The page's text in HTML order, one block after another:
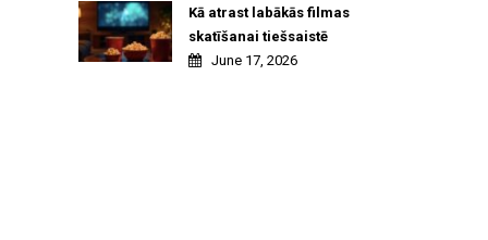
Kā atrast labākās filmas
skatīšanai tiešsaistē
June 17, 2026